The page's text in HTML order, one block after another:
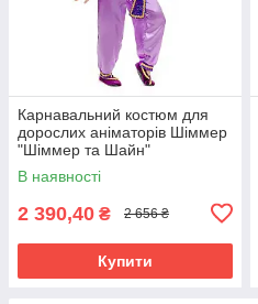
Карнавальний костюм для
дорослих аніматорів Шіммер
"Шіммер та Шайн"
В наявності
2 390,40 ₴ 2 656 ₴
Купити